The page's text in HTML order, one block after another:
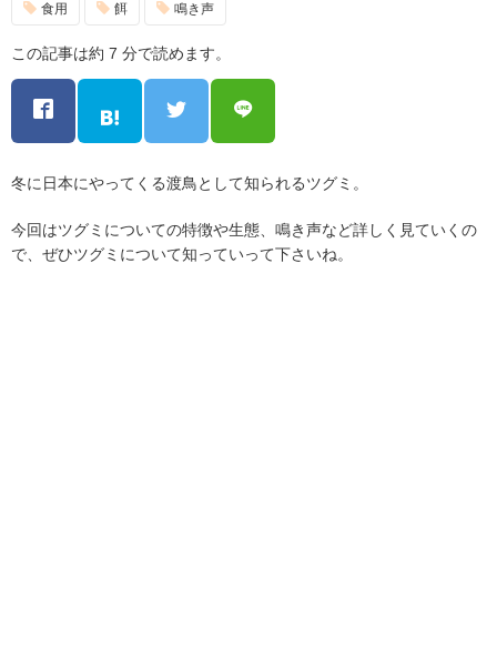
食用 餌 鳴き声
この記事は約 7 分で読めます。
冬に日本にやってくる渡鳥として知られるツグミ。
今回はツグミについての特徴や生態、鳴き声など詳しく見ていくの
で、ぜひツグミについて知っていって下さいね。